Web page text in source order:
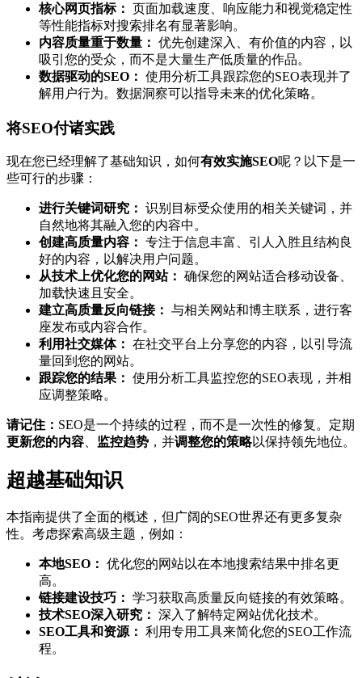
核心网页指标： 页面加载速度、响应能力和视觉稳定性
等性能指标对搜索排名有显著影响。
内容质量重于数量： 优先创建深入、有价值的内容，以
吸引您的受众，而不是大量生产低质量的作品。
数据驱动的SEO： 使用分析工具跟踪您的SEO表现并了
解用户行为。数据洞察可以指导未来的优化策略。
将SEO付诸实践
现在您已经理解了基础知识，如何有效实施SEO呢？以下是一
些可行的步骤：
进行关键词研究： 识别目标受众使用的相关关键词，并
自然地将其融入您的内容中。
创建高质量内容： 专注于信息丰富、引人入胜且结构良
好的内容，以解决用户问题。
从技术上优化您的网站： 确保您的网站适合移动设备、
加载快速且安全。
建立高质量反向链接： 与相关网站和博主联系，进行客
座发布或内容合作。
利用社交媒体： 在社交平台上分享您的内容，以引导流
量回到您的网站。
跟踪您的结果： 使用分析工具监控您的SEO表现，并相
应调整策略。
请记住： SEO是一个持续的过程，而不是一次性的修复。定期
更新您的内容
监控趋势 ，并调整您的策略以保持领先地位。
超越基础知识
本指南提供了全面的概述，但广阔的SEO世界还有更多复杂
性。考虑探索高级主题，例如：
本地SEO： 优化您的网站以在本地搜索结果中排名更
高。
链接建设技巧： 学习获取高质量反向链接的有效策略。
技术SEO深入研究： 深入了解特定网站优化技术。
SEO工具和资源： 利用专用工具来简化您的SEO工作流
程。